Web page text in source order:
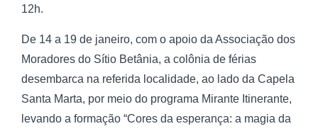
12h.
De 14 a 19 de janeiro, com o apoio da Associação dos
Moradores do Sítio Betânia, a colônia de férias
desembarca na referida localidade, ao lado da Capela
Santa Marta, por meio do programa Mirante Itinerante,
levando a formação “Cores da esperança: a magia da